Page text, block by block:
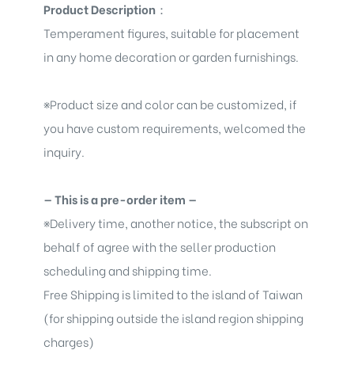
Product Description ：
Temperament figures, suitable for placement
in any home decoration or garden furnishings.
※Product size and color can be customized, if
you have custom requirements, welcomed the
inquiry.
— This is a pre-order item —
※Delivery time, another notice, the subscript on
behalf of agree with the seller production
scheduling and shipping time.
Free Shipping is limited to the island of Taiwan
(for shipping outside the island region shipping
charges)